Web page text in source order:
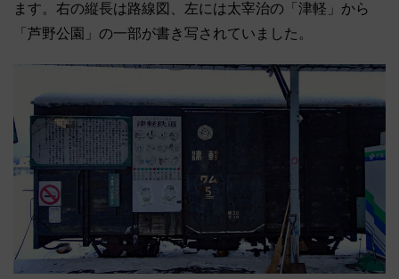
ます。右の縦長は路線図、左には太宰治の「津軽」から
「芦野公園」の一部が書き写されていました。